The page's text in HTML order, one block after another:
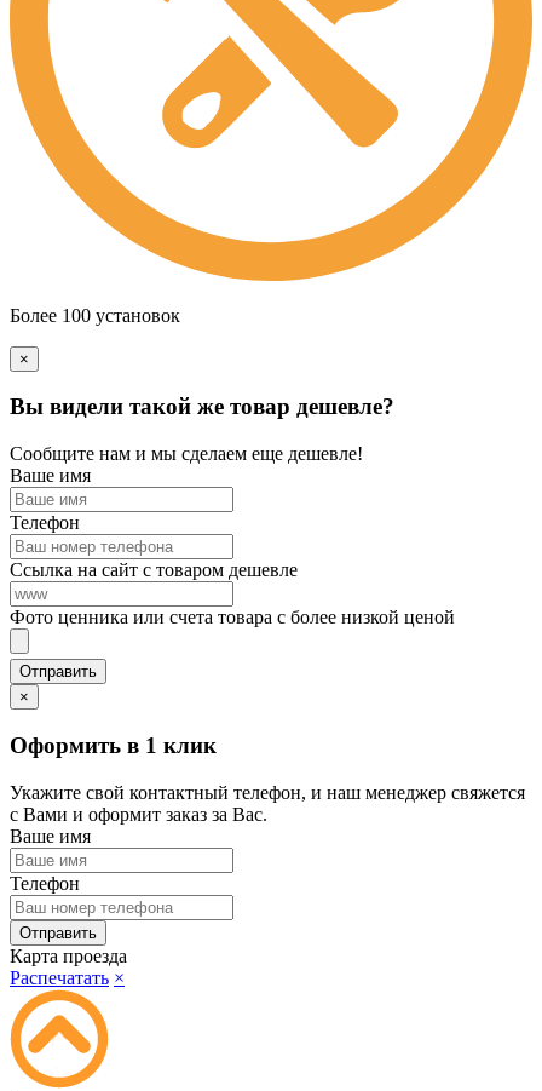
Более 100 установок
×
Вы видели такой же товар дешевле?
Сообщите нам и мы сделаем еще дешевле!
Ваше имя
Телефон
Ссылка на сайт с товаром дешевле
Фото ценника или счета товара с более низкой ценой
×
Оформить в 1 клик
Укажите свой контактный телефон, и наш менеджер свяжется
с Вами и оформит заказ за Вас.
Ваше имя
Телефон
Карта проезда
Распечатать ×